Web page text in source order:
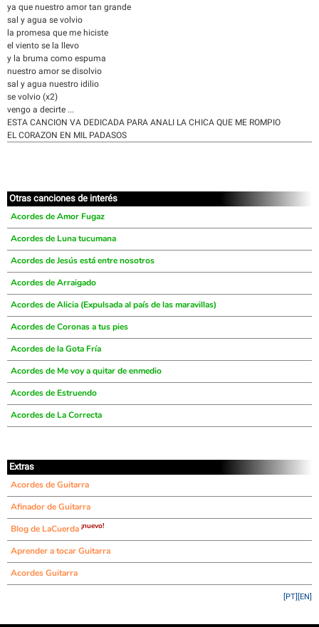
ya que nuestro amor tan grande
sal y agua se volvio
la promesa que me hiciste
el viento se la llevo
y la bruma como espuma
nuestro amor se disolvio
sal y agua nuestro idilio
se volvio (x2)
vengo a decirte ...
ESTA CANCION VA DEDICADA PARA ANALI LA CHICA QUE ME ROMPIO
EL CORAZON EN MIL PADASOS
Otras canciones de interés
Acordes de Amor Fugaz
Acordes de Luna tucumana
Acordes de Jesús está entre nosotros
Acordes de Arraigado
Acordes de Alicia (Expulsada al país de las maravillas)
Acordes de Coronas a tus pies
Acordes de la Gota Fría
Acordes de Me voy a quitar de enmedio
Acordes de Estruendo
Acordes de La Correcta
Extras
Acordes de Guitarra
Afinador de Guitarra
Blog de LaCuerda ¡nuevo!
Aprender a tocar Guitarra
Acordes Guitarra
[EN]
[PT]